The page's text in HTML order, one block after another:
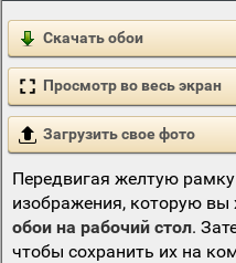
Скачать обои
Просмотр во весь экран
Загрузить свое фото
Передвигая желтую
изображения, которую вы
обои на рабочий стол.
чтобы сохранить их на